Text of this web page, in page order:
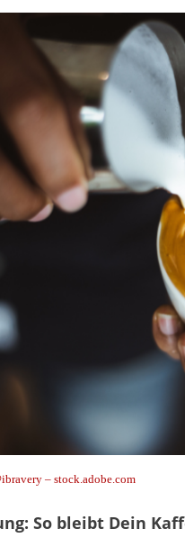
– stock.adobe.com
So bleibt Dein